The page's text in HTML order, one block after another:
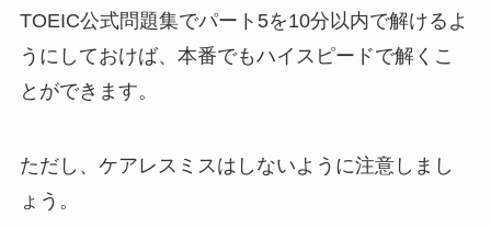
TOEIC公式問題集でパート5を10分以内で解けるよ
うにしておけば、本番でもハイスピードで解くこ
とができます。
ただし、ケアレスミスはしないように注意しまし
ょう。